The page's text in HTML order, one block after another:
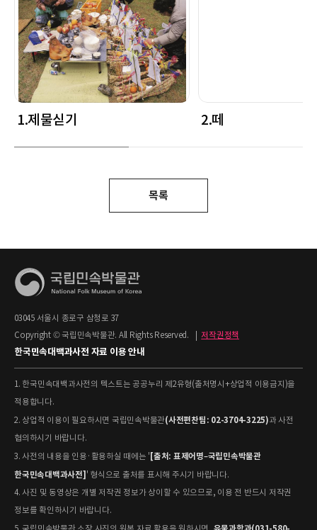
1.제물싣기 2.떼
목록
03045 서울시 종로구 삼청로 37
Copyright © 국립민속박물관. All Rights Reserved.
저작권정책
한국민속대백과사전 자료 이용 안내
1. 한국민속대백과사전의 텍스트는 공공누리 제2유형(출처명시+상업적 이용금지)을
적용합니다.
2. 상업적 이용이 필요하시면 국립민속박물관(사전편찬팀: 02-3704-3225)과 사전
협의하시기 바랍니다.
3. 사전의 내용을 인용·활용하실 때에는 ' [출처: 표제어명–국립민속박물관
한국민속대백과사전] ' 형식으로 출처를 표시해 주시기 바랍니다.
4. 사진 및 동영상은 개별 저작권 정보가 상이할 수 있으므로, 이용 전 반드시 저작권
정보를 확인하시기 바랍니다.